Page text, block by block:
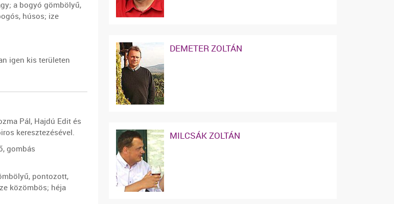
a bogyó gömbölyű,
húsos; ize
igen kis területen
Pál, Hajdú Edit és
keresztezésével.
gombás
pontozott,
közömbös; héja
DEMETER ZOLTÁN
MILCSÁK ZOLTÁN